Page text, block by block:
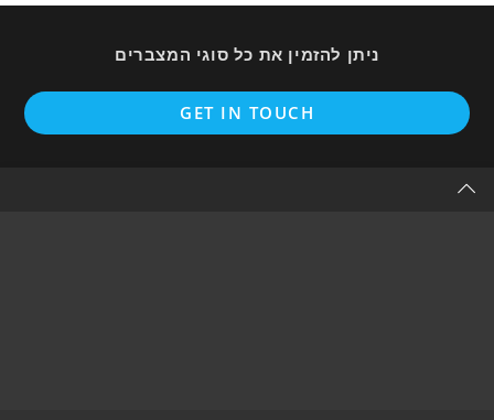
ניתן להזמין את כל סוגי המצברים
GET IN TOUCH